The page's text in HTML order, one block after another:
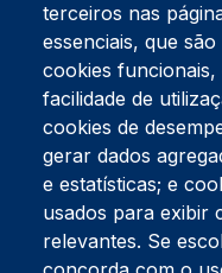
Tel:234 390 100Fax:
Endereço Postal
Apartado 42
Rua Gil Eanes 31
3834-908 Gafanha da
terceiros nas
essenciais, que
cookies
facilidade de
cookies de
gerar dados
e estatísticas; e
usados para exibir
relevantes. Se